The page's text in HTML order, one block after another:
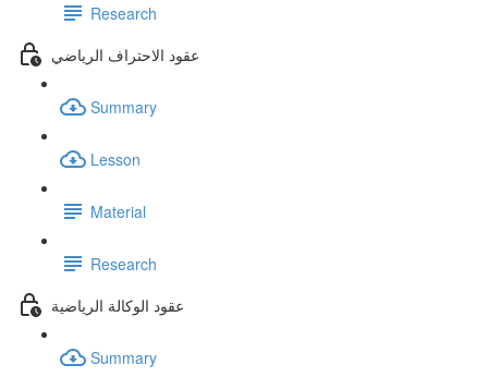
Research
عقود الاحتراف الرياضي
Summary
Lesson
Material
Research
عقود الوكالة الرياضية
Summary